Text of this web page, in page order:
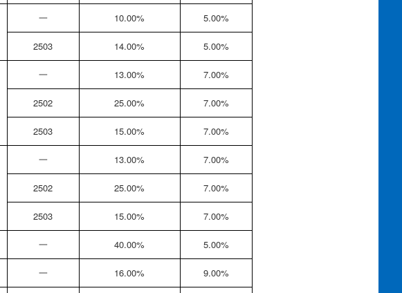
一 10.00% 5.00%
2503 14.00% 5.00%
一 13.00% 7.00%
2502 25.00% 7.00%
2503 15.00% 7.00%
一 13.00% 7.00%
2502 25.00% 7.00%
2503 15.00% 7.00%
一 40.00% 5.00%
一 16.00% 9.00%